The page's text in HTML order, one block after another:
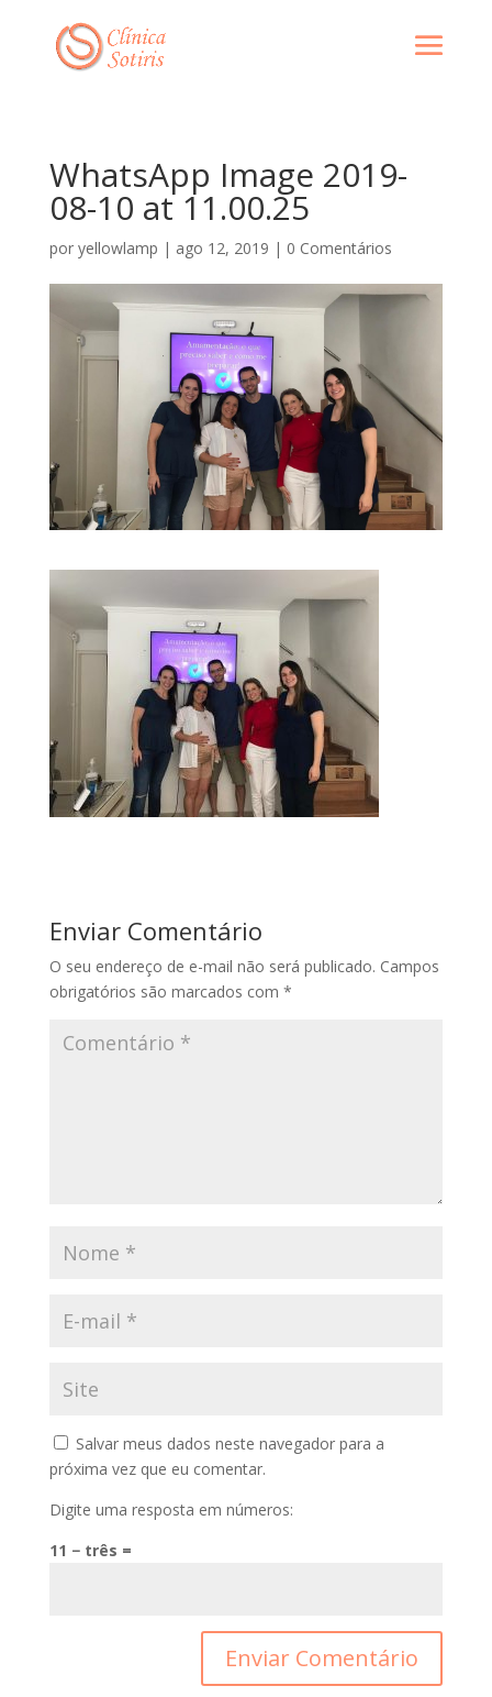
WhatsApp Image 2019-
08-10 at 11.00.25
por yellowlamp | ago 12, 2019 | 0 Comentários
Enviar Comentário
O seu endereço de e-mail não será publicado. Campos
obrigatórios são marcados com *
Salvar meus dados neste navegador para a
próxima vez que eu comentar.
Digite uma resposta em números:
11 − três =